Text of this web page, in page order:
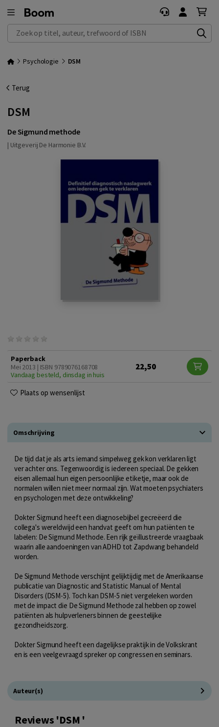
Zoek op titel, auteur, trefwoord of ISBN
Psychologie DSM
Terug
DSM
De Sigmund methode
| Uitgeverij De Harmonie B.V.
Paperback
Mei 2013 | ISBN 9789076168708
Vandaag besteld, dinsdag in huis
22,50
Plaats op wensenlijst
Omschrijving
De tijd dat je als arts iemand simpelweg gek kon verklaren ligt
ver achter ons. Tegenwoordig is iedereen speciaal. De gekken
eisen allemaal hun eigen persoonlijke etiketje, maar ook de
normalen willen niet meer normaal zijn. Wat moeten psychiaters
en psychologen met deze ontwikkeling?
Dokter Sigmund heeft een diagnosebijbel gecreëerd die
collega's wereldwijd een handvat geeft om hun patiënten te
labelen: De Sigmund Methode. Een rijk geïllustreerde vraagbaak
waarin alle aandoeningen van ADHD tot Zapdwang behandeld
worden.
De Sigmund Methode verschijnt gelijktijdig met de Amerikaanse
publicatie van Diagnostic and Statistic Manual of Mental
Disorders (DSM-5). Toch kan DSM-5 niet vergeleken worden
met de impact die De Sigmund Methode zal hebben op zowel
patiënten als hulpverleners binnen de geestelijke
gezondheidszorg.
Dokter Sigmund heeft een dagelijkse praktijk in de Volkskrant
en is een veelgevraagd spreker op congressen en seminars.
Auteur(s)
Reviews 'DSM '